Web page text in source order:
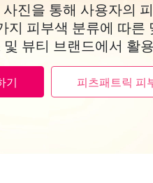
진을 통해 사용자의
지 피부색 분류에 따른
뷰티 브랜드에서 활
기 피츠패트릭 피